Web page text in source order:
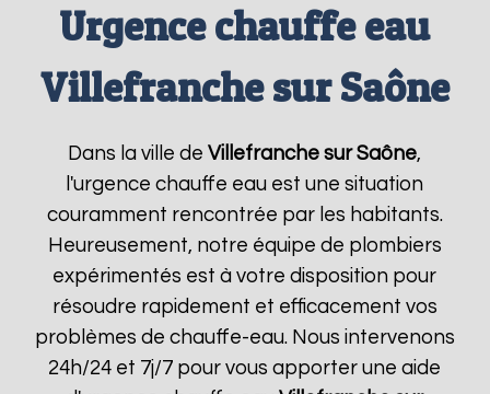
Urgence chauffe eau
Villefranche sur Saône
Dans la ville deVillefranche sur Saône,
l'urgence chauffe eau est une situation
couramment rencontrée par les habitants.
Heureusement, notre équipe de plombiers
expérimentés est à votre disposition pour
résoudre rapidement et efficacement vos
problèmes de chauffe-eau. Nous intervenons
24h/24 et 7j/7 pour vous apporter une aide